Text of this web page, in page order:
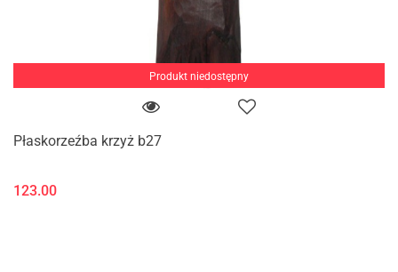
Produkt niedostępny
Płaskorzeźba krzyż b27
123.00